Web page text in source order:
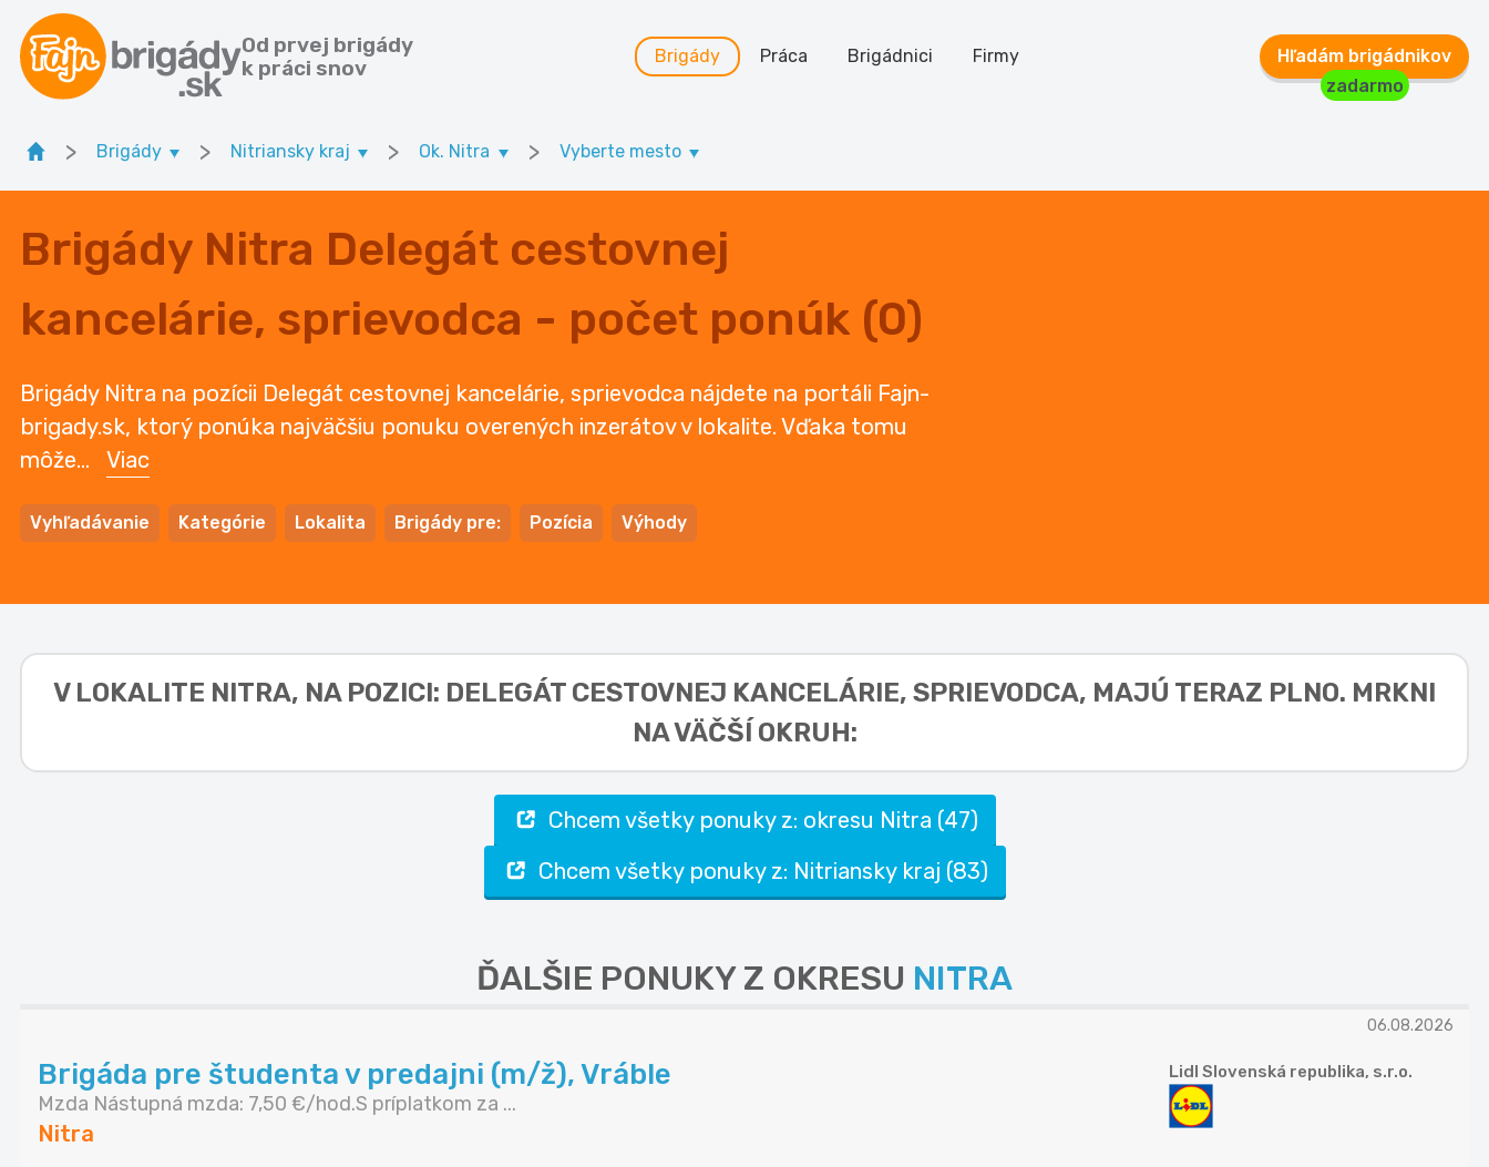
Od prvej brigády
k práci snov
Brigády Práca Brigádnici Firmy
Hľadám brigádnikov
zadarmo
> Brigády > Nitriansky kraj > Ok. Nitra > Vyberte mesto
Brigády Nitra Delegát cestovnej
kancelárie, sprievodca - počet ponúk (0)
Brigády Nitra na pozícii Delegát cestovnej kancelárie, sprievodca nájdete na portáli Fajn-
brigady.sk, ktorý ponúka najväčšiu ponuku overených inzerátov v lokalite. Vďaka tomu
môže... Viac
Vyhľadávanie Kategórie Lokalita Brigády pre: Pozícia Výhody
V LOKALITE NITRA, NA POZICI: DELEGÁT CESTOVNEJ KANCELÁRIE, SPRIEVODCA, MAJÚ TERAZ PLNO. MRKNI
NA VÄČŠÍ OKRUH:
Chcem všetky ponuky z: okresu Nitra (47)
Chcem všetky ponuky z: Nitriansky kraj (83)
ĎALŠIE PONUKY Z OKRESU NITRA
06.08.2026
Brigáda pre študenta v predajni (m/ž), Vráble
Mzda Nástupná mzda: 7,50 €/hod.S príplatkom za ...
Nitra
Lidl Slovenská republika, s.r.o.